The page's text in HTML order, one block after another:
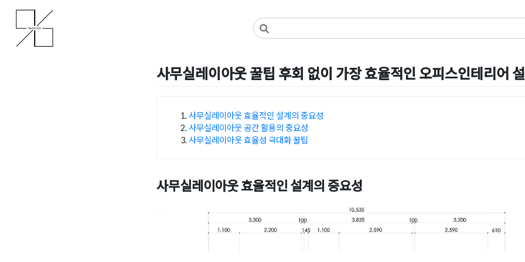
content
사무실인테리어 디자인 공사 비용견적 플랫폼
사무실인테리어 916
사무실레이아웃 꿀팁 후회 없이 가장 효율적인 오피스인테리어 설
사무실레이아웃 효율적인 설계의 중요성
사무실레이아웃 공간 활용의 중요성
사무실레이아웃 효율성 극대화 꿀팁
사무실레이아웃 효율적인 설계의 중요성